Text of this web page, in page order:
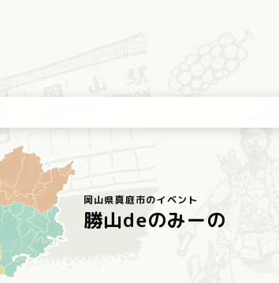
岡山県真庭市のイベント
勝山deのみーの